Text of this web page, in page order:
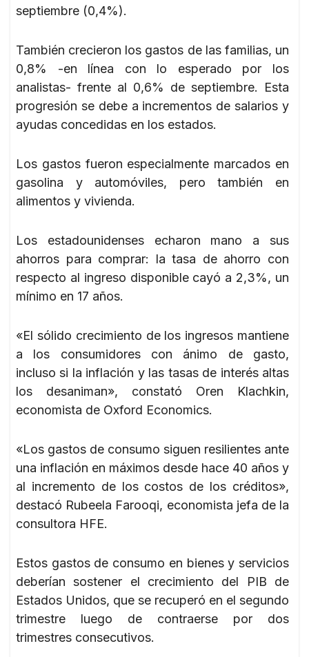
septiembre (0,4%).
También crecieron los gastos de las familias, un
0,8% -en línea con lo esperado por los
analistas- frente al 0,6% de septiembre. Esta
progresión se debe a incrementos de salarios y
ayudas concedidas en los estados.
Los gastos fueron especialmente marcados en
gasolina y automóviles, pero también en
alimentos y vivienda.
Los estadounidenses echaron mano a sus
ahorros para comprar: la tasa de ahorro con
respecto al ingreso disponible cayó a 2,3%, un
mínimo en 17 años.
«El sólido crecimiento de los ingresos mantiene
a los consumidores con ánimo de gasto,
incluso si la inflación y las tasas de interés altas
los desaniman», constató Oren Klachkin,
economista de Oxford Economics.
«Los gastos de consumo siguen resilientes ante
una inflación en máximos desde hace 40 años y
al incremento de los costos de los créditos»,
destacó Rubeela Farooqi, economista jefa de la
consultora HFE.
Estos gastos de consumo en bienes y servicios
deberían sostener el crecimiento del PIB de
Estados Unidos, que se recuperó en el segundo
trimestre luego de contraerse por dos
trimestres consecutivos.